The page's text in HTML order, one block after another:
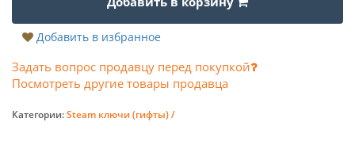
Добавить в избранное
Задать вопрос продавцу перед покупкой
Посмотреть другие товары продавца
Категории:Steam ключи (гифты) /